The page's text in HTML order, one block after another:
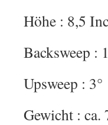
Höhe : 8,5
Backsweep :
Upsweep : 3°
Gewicht : ca.